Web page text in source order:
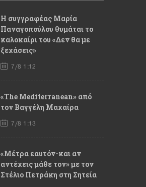
Η συγγραφέας Μαρία
Παναγοπούλου θυμάται το
καλοκαίρι του «Δεν θα με
ξεχάσεις»
7/8 1:12
«The Mediterranean» από
τον Βαγγέλη Μαχαίρα
7/8 1:13
«Μέτρα εαυτόν-και αν
αντέχεις μάθε τον» με τον
Στέλιο Πετράκη στη Σητεία